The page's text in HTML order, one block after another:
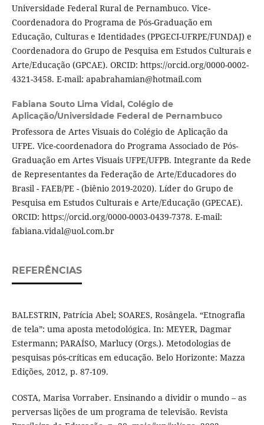
Universidade Federal Rural de Pernambuco. Vice-
Coordenadora do Programa de Pós-Graduação em
Educação, Culturas e Identidades (PPGECI-UFRPE/FUNDAJ) e
Coordenadora do Grupo de Pesquisa em Estudos Culturais e
Arte/Educação (GPCAE). ORCID: https://orcid.org/0000-0002-
4321-3458. E-mail: apabrahamian@hotmail.com
Fabiana Souto Lima Vidal, Colégio de
Aplicação/Universidade Federal de Pernambuco
Professora de Artes Visuais do Colégio de Aplicação da
UFPE. Vice-coordenadora do Programa Associado de Pós-
Graduação em Artes Visuais UFPE/UFPB. Integrante da Rede
de Representantes da Federação de Arte/Educadores do
Brasil - FAEB/PE - (biênio 2019-2020). Líder do Grupo de
Pesquisa em Estudos Culturais e Arte/Educação (GPECAE).
ORCID: https://orcid.org/0000-0003-0439-7378. E-mail:
fabiana.vidal@uol.com.br
REFERÊNCIAS
BALESTRIN, Patrícia Abel; SOARES, Rosângela. “Etnografia
de tela”: uma aposta metodológica. In: MEYER, Dagmar
Estermann; PARAÍSO, Marlucy (Orgs.). Metodologias de
pesquisas pós-críticas em educação. Belo Horizonte: Mazza
Edições, 2012, p. 87-109.
COSTA, Marisa Vorraber. Ensinando a dividir o mundo – as
perversas lições de um programa de televisão. Revista